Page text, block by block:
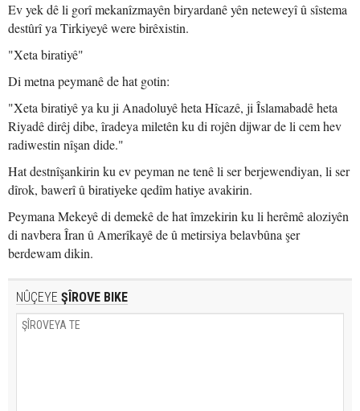
Ev yek dê li gorî mekanîzmayên biryardanê yên neteweyî û sîstema
destûrî ya Tirkiyeyê were birêxistin.
"Xeta biratiyê"
Di metna peymanê de hat gotin:
"Xeta biratiyê ya ku ji Anadoluyê heta Hîcazê, ji Îslamabadê heta
Riyadê dirêj dibe, îradeya miletên ku di rojên dijwar de li cem hev
radiwestin nîşan dide."
Hat destnîşankirin ku ev peyman ne tenê li ser berjewendiyan, li ser
dîrok, bawerî û biratiyeke qedîm hatiye avakirin.
Peymana Mekeyê di demekê de hat îmzekirin ku li herêmê aloziyên
di navbera Îran û Amerîkayê de û metirsiya belavbûna şer
berdewam dikin.
NÛÇEYE ŞÎROVE BIKE